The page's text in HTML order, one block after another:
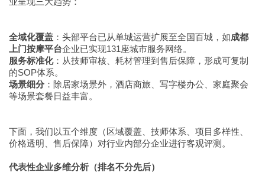
全域化覆盖 ：头部平台已从单城运营扩展至全国百城，如成都
上门按摩平台企业已实现131座城市服务网络。
服务标准化：从技师审核、耗材管理到售后保障，形成可复制
的SOP体系。
场景细分 ：除居家场景外，酒店商旅、写字楼办公、家庭聚会
等场景套餐日益丰富。
下面，我们以五个维度（区域覆盖、技师体系、项目多样性、
价格透明、售后保障）对行业内部分企业进行客观评测。
代表性企业多维分析（排名不分先后）